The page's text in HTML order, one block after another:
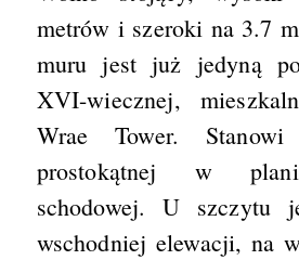
metrów i szeroki na 3.7
muru jest już jedyną
XVI-wiecznej,
Wrae Tower.
prostokątnej w
schodowej. U szczytu
wschodniej elewacji, na